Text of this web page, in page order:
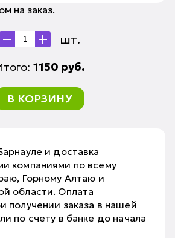
на заказ.
шт.
1150 руб.
В КОРЗИНУ
и доставка
компаниями по всему
Горному Алтаю и
области. Оплата
получении заказа в нашей
по счету в банке до начала